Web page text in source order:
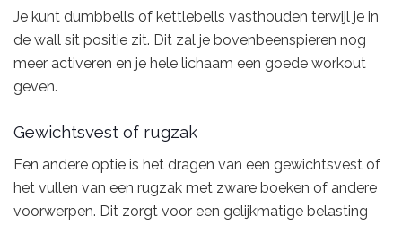
Je kunt dumbbells of kettlebells vasthouden terwijl je in
de wall sit positie zit. Dit zal je bovenbeenspieren nog
meer activeren en je hele lichaam een goede workout
geven.
Gewichtsvest of rugzak
Een andere optie is het dragen van een gewichtsvest of
het vullen van een rugzak met zware boeken of andere
voorwerpen. Dit zorgt voor een gelijkmatige belasting